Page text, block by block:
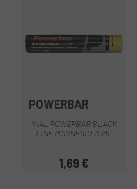
POWERBAR
VIAL POWERBAR BLACK
LINE MAGNESIO 25ML
Precio
1,69 €